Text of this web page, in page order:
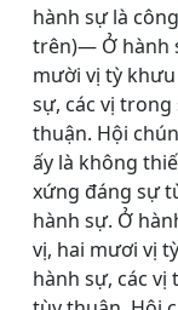
hành sự là
trên)― Ở hành
mười vị tỳ
sự, các vị
thuận. Hội
ấy là không
xứng đáng sự
hành sự. Ở
vị, hai mươi vị
hành sự, các